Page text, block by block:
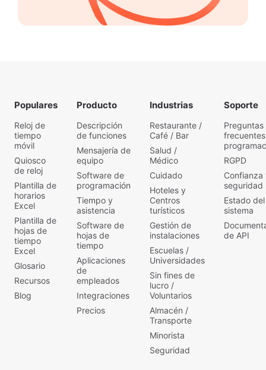
Populares
Reloj de
tiempo
móvil
Quiosco
de reloj
Plantilla de
horarios
Excel
Plantilla de
hojas de
tiempo
Excel
Glosario
Recursos
Blog
Producto
Descripción
de funciones
Mensajería de
equipo
Software de
programación
Tiempo y
asistencia
Software de
hojas de
tiempo
Aplicaciones
de
empleados
Integraciones
Precios
Industrias
Restaurante /
Café / Bar
Salud /
Médico
Cuidado
Hoteles y
Centros
turísticos
Gestión de
instalaciones
Escuelas /
Universidades
Sin fines de
lucro /
Voluntarios
Almacén /
Transporte
Minorista
Seguridad
Soporte
Preguntas
RGPD
Confianza
seguridad
Estado del
sistema
de API